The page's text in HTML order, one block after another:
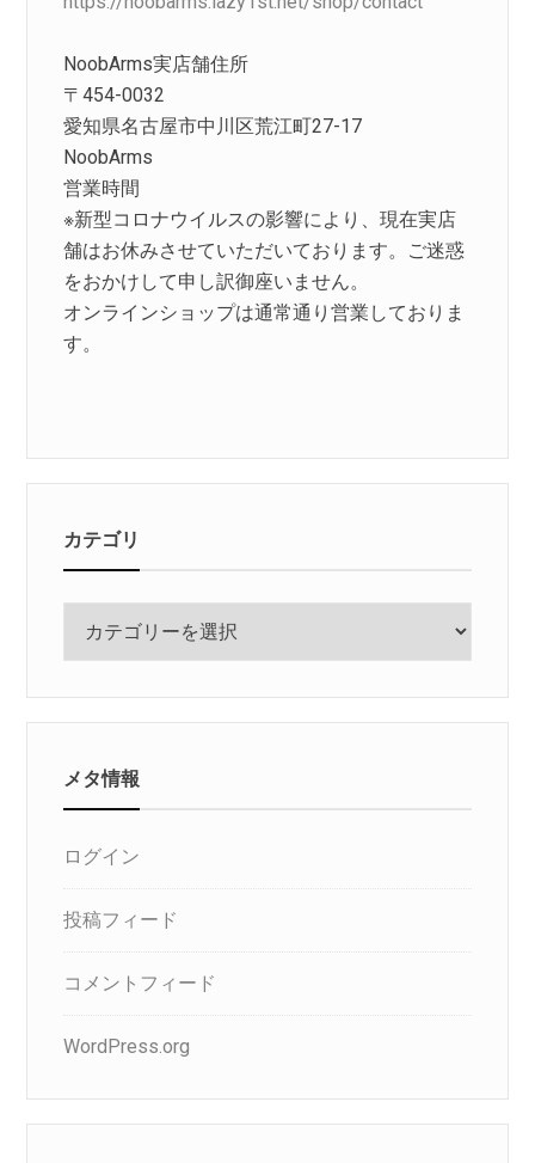
NoobArms実店舗住所
〒454-0032
愛知県名古屋市中川区荒江町27-17
NoobArms
営業時間
※新型コロナウイルスの影響により、現在実店
舗はお休みさせていただいております。ご迷惑
をおかけして申し訳御座いません。
オンラインショップは通常通り営業しておりま
す。
カテゴリ
メタ情報
ログイン
投稿フィード
コメントフィード
WordPress.org